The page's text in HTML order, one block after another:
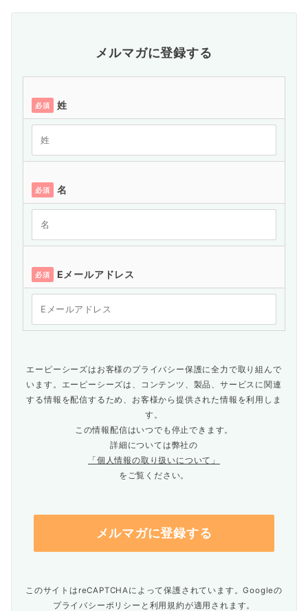
メルマガに登録する
必須 姓
必須 名
必須 Eメールアドレス
エーピーシーズはお客様のプライバシー保護に全力で取り組んで
います。エーピーシーズは、コンテンツ、製品、サービスに関連
する情報を配信するため、お客様から提供された情報を利用しま
す。
この情報配信はいつでも停止できます。
詳細については弊社の
「個人情報の取り扱いについて」
をご覧ください。
このサイトはreCAPTCHAによって保護されています。Googleの
プライバシーポリシー と 利用規約が適用されます。